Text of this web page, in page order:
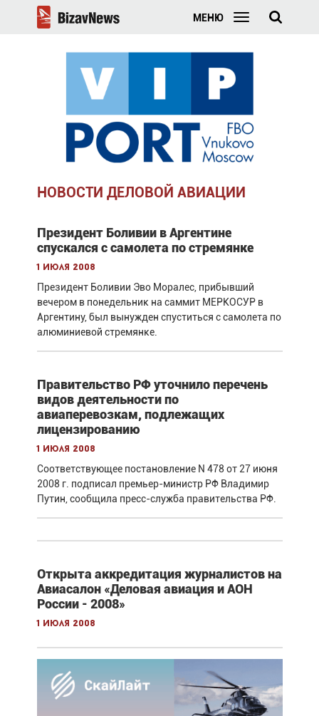
МЕНЮ
НОВОСТИ ДЕЛОВОЙ АВИАЦИИ
Президент Боливии в Аргентине
спускался с самолета по стремянке
1 июля 2008
Президент Боливии Эво Моралес, прибывший
вечером в понедельник на саммит МЕРКОСУР в
Аргентину, был вынужден спуститься с самолета по
алюминиевой стремянке.
Правительство РФ уточнило перечень
видов деятельности по
авиаперевозкам, подлежащих
лицензированию
1 июля 2008
Соответствующее постановление N 478 от 27 июня
2008 г. подписал премьер-министр РФ Владимир
Путин, сообщила пресс-служба правительства РФ.
Открыта аккредитация журналистов на
Авиасалон «Деловая авиация и АОН
России - 2008»
1 июля 2008